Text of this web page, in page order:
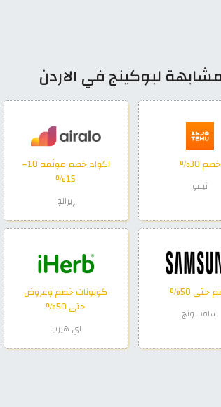
لبوكينج في الاردن
خصم 30%
تيمو
اكواد خصم موثقة 10–
15%
إيرالو
50%
سامسونج
كوبونات خصم وعروض
حتى 50%
اي هيرب